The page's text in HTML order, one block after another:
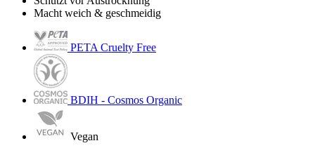
Macht weich & geschmeidig
PETA Cruelty Free
BDIH - Cosmos Organic
Vegan